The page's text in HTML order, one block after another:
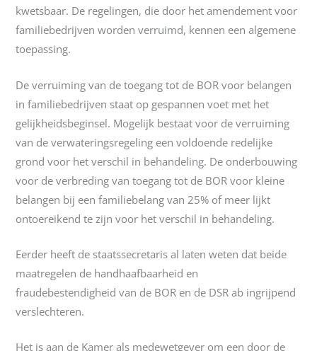
kwetsbaar. De regelingen, die door het amendement voor
familiebedrijven worden verruimd, kennen een algemene
toepassing.
De verruiming van de toegang tot de BOR voor belangen
in familiebedrijven staat op gespannen voet met het
gelijkheidsbeginsel. Mogelijk bestaat voor de verruiming
van de verwateringsregeling een voldoende redelijke
grond voor het verschil in behandeling. De onderbouwing
voor de verbreding van toegang tot de BOR voor kleine
belangen bij een familiebelang van 25% of meer lijkt
ontoereikend te zijn voor het verschil in behandeling.
Eerder heeft de staatssecretaris al laten weten dat beide
maatregelen de handhaafbaarheid en
fraudebestendigheid van de BOR en de DSR ab ingrijpend
verslechteren.
Het is aan de Kamer als medewetgever om een door de